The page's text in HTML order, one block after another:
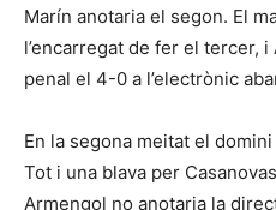
Marín anotaria el segon. El
l’encarregat de fer el tercer,
penal el 4-0 a l’electrònic
En la segona meitat el
Tot i una blava per
Armengol no anotaria la